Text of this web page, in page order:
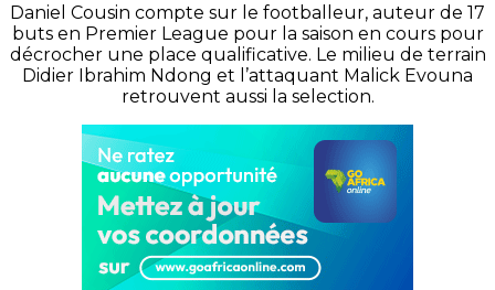
Daniel Cousin compte sur le footballeur, auteur de 17
buts en Premier League pour la saison en cours pour
décrocher une place qualificative. Le milieu de terrain
Didier Ibrahim Ndong et l’attaquant Malick Evouna
retrouvent aussi la selection.